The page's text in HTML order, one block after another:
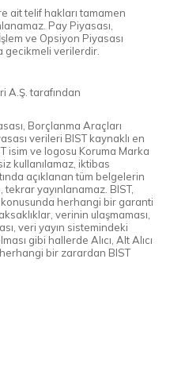
ait telif hakları tamamen
Pay Piyasası,
ve Opsiyon Piyasası
gecikmeli verilerdir.
A.Ş. tarafından
Borçlanma Araçları
verileri BIST kaynaklı en
isim ve logosu Koruma Marka
kullanılamaz, iktibas
açıklanan tüm belgelerin
yayınlanamaz. BIST,
konusunda herhangi bir garanti
verinin ulaşmaması,
veri yayın sistemindeki
gibi hallerde Alıcı, Alt Alıcı
bir zarardan BIST